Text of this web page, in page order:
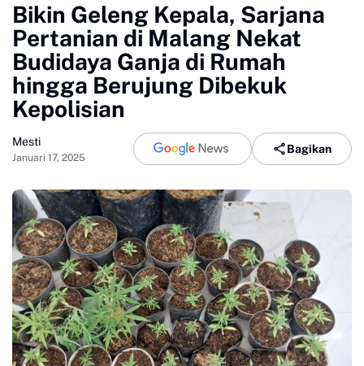
Bikin Geleng Kepala, Sarjana
Pertanian di Malang Nekat
Budidaya Ganja di Rumah
hingga Berujung Dibekuk
Kepolisian
Mesti
Januari 17, 2025
Bagikan